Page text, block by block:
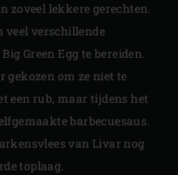
zoveel lekkere gerechten.
veel verschillende
Green Egg te bereiden.
gekozen om ze niet te
een rub, maar tijdens het
barbecuesaus.
van Livar nog
toplaag.